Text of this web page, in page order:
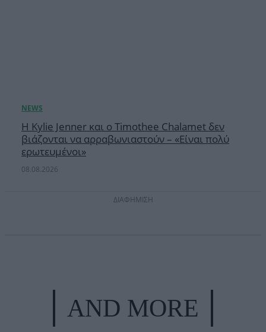
Η Kylie Jenner και ο Timothee Chalamet δεν
βιάζονται να αρραβωνιαστούν – «Είναι πολύ
ερωτευμένοι»
08.08.2026
ΔΙΑΦΗΜΙΣΗ
AND MORE